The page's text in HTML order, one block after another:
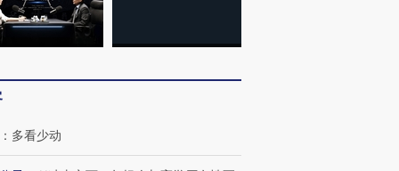
走私7万
体内含3种
视线｜被称为“蟑螂”的印
度Z世代 用街头抗争将教
育部长拱下台
飞地休达
四届链博
： 多看少动